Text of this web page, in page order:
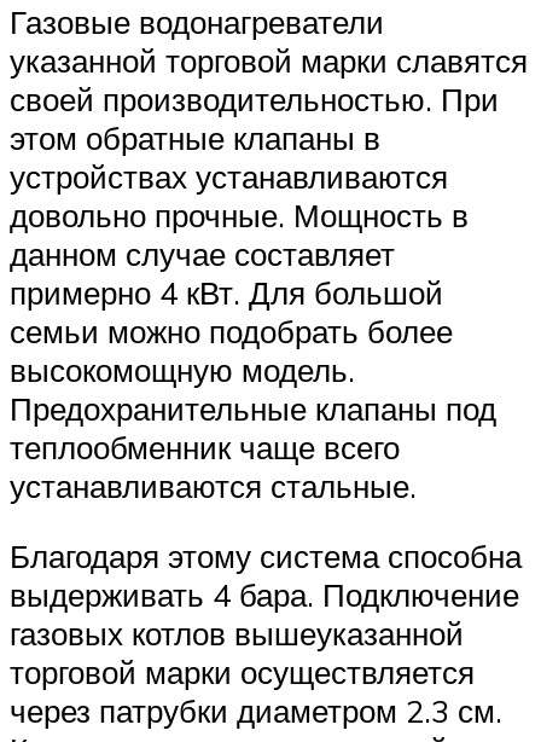
Газовые водонагреватели
указанной торговой марки славятся
своей производительностью. При
этом обратные клапаны в
устройствах устанавливаются
довольно прочные. Мощность в
данном случае составляет
примерно 4 кВт. Для большой
семьи можно подобрать более
высокомощную модель.
Предохранительные клапаны под
теплообменник чаще всего
устанавливаются стальные.
Благодаря этому система способна
выдерживать 4 бара. Подключение
газовых котлов вышеуказанной
торговой марки осуществляется
через патрубки диаметром 2.3 см.